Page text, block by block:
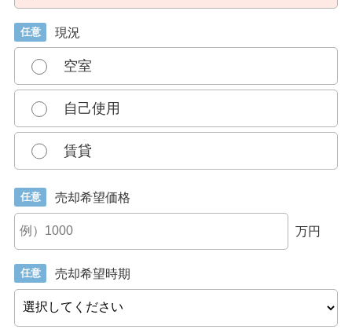
任意 現況
空室
自己使用
賃貸
任意 売却希望価格
万円
任意 売却希望時期